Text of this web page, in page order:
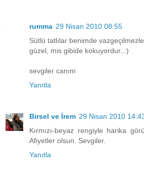
rumma 29 Nisan 2010 08:55
Sütlü tatlılar benimde
güzel, mis gibide kokuyordur..:)
sevgiler canım
Yanıtla
Birsel ve İrem 29 Nisan 2010
Kırmızı-beyaz rengiyle harika
Afiyetler olsun. Sevgiler.
Yanıtla